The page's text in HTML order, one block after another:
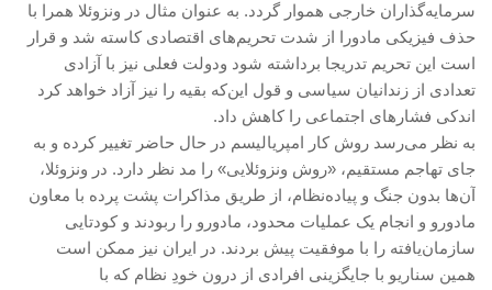
سرمایه‌گذاران خارجی هموار گردد. به عنوان مثال در ونزوئلا همرا با
حذف فیزیکی مادورا از شدت تحریم‌های اقتصادی کاسته شد و قرار
است این تحریم تدریجا برداشته شود ودولت فعلی نیز با آزادی
تعدادی از زندانیان سیاسی و قول این‌که بقیه را نیز آزاد خواهد کرد
اندکی فشارهای اجتماعی را کاهش داد.
به نظر می‌رسد روش کار امپریالیسم در حال حاضر تغییر کرده و به
جای تهاجم مستقیم، «روش ونزوئلایی» را مد نظر دارد. در ونزوئلا،
آن‌ها بدون جنگ و پیاده‌نظام، از طریق مذاکرات پشت پرده با معاون
مادورو و انجام یک عملیات محدود، مادورو را ربودند و کودتایی
سازمان‌یافته را با موفقیت پیش بردند. در ایران نیز ممکن است
همین سناریو با جایگزینی افرادی از درون خودِ نظام که با